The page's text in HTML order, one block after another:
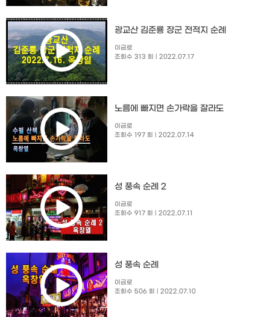
광교산 김준룡 장군 전적지 순례
이금로
조회수 313 회
| 2022.07.17
노름에 빠지면 손가락을 잘라도
이금로
조회수 197 회
| 2022.07.14
성 풍속 순례 2
이금로
조회수 917 회
| 2022.07.11
성 풍속 순례
이금로
조회수 506 회
| 2022.07.10